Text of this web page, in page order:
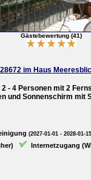
Gästebewertung (41)
im Haus Meeresblick
Personen mit 2
Sonnenschirm mit
(2027-01-01 - 2028-01-15)
Internetzugang (WLAN)